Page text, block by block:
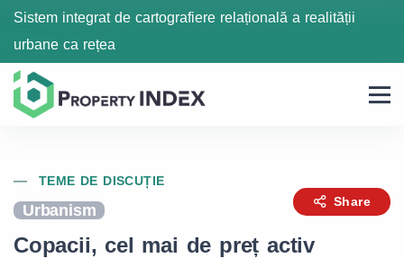
Sistem integrat de cartografiere relațională a realității
urbane ca rețea
TEME DE DISCUȚIE
Urbanism
Share
Copacii, cel mai de preț activ